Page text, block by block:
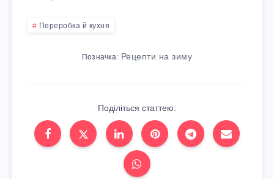
Переробка й кухня
Позначка: Рецепти на зиму
Поділіться статтею: